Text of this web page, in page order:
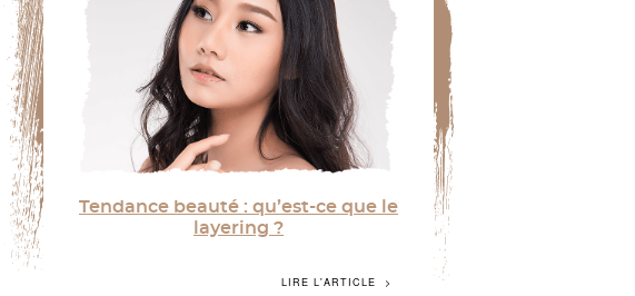
Tendance beauté : qu’est-ce que le
layering ?
Et si on faisait de notre routine beauté un art de
LIRE L'ARTICLE